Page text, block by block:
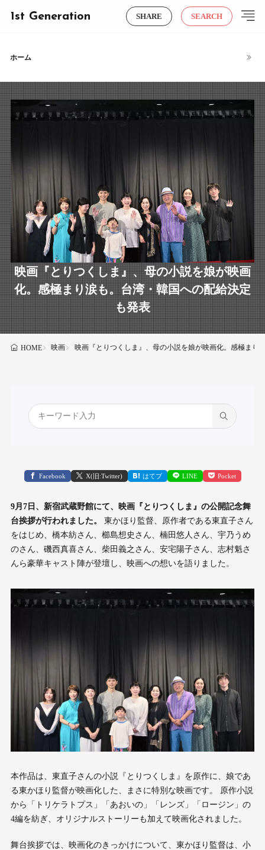
1st Generation SHARE SEARCH
ホーム
映画『とりつくしま』、母の小説を娘が映画
化。感極まり涙も。台湾・韓国への配給決定
も発表
HOME 映画 映画『とりつくしま』、母の小説を娘が映画化。感極まり
Facebook X(旧:Twitter) はてブ LINE Pocket
9月7日、新宿武蔵野館にて、映画『とりつくしま』の公開記念舞
台挨拶が行われました。
東かほり監督、原作者である東直子さん
をはじめ、橋本紡さん、櫛島想史さん、楠田悠人さん、宇乃うめ
のさん、磯西真喜さん、柴田義之さん、安宅陽子さん、志村魁さ
んら豪華キャスト陣が登壇し、映画への想いを語りました。
本作品は、東直子さんの小説『とりつくしま』を原作に、娘であ
る東かほり監督が映画化した、まさに特別な映画です。 原作小説
から「トリケラトプス」「あおいの」「レンズ」「ロージン」の
4編を紡ぎ、オリジナルストーリーも加えて映画化されました。
舞台挨拶では、映画化のきっかけについて、東かほり監督は、小